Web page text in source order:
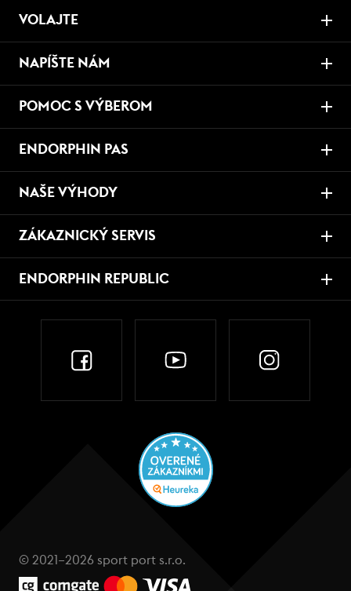
VOLAJTE
NAPÍŠTE NÁM
POMOC S VÝBEROM
ENDORPHIN PAS
NAŠE VÝHODY
ZÁKAZNICKÝ SERVIS
ENDORPHIN REPUBLIC
© 2021–2026 sport port s.r.o.